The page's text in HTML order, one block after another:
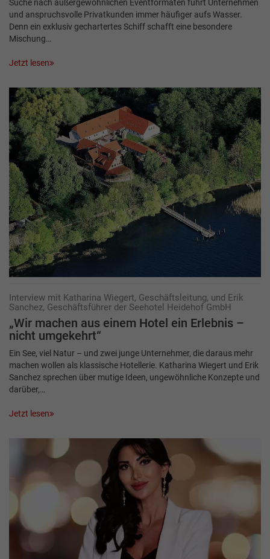
Suche nach außergewöhnlichen Eventformaten führt Unternehmen
und anspruchsvolle Privatkunden immer häufiger aufs Wasser.
Denn ein exklusiv gechartertes Schiff schafft eine besondere
Mischung…
Jetzt lesen
Interview mit Katharina Wiegert, Geschäftsleitung, und Erik
Sanchez, Geschäftsführer der Seehotel Heidehof GmbH
„Wir machen aus einem Hotel ein Erlebnis –
nicht umgekehrt“
Ein See, viel Natur – und zwei junge Unternehmer, die daraus mehr
machen wollen als klassische Hotellerie. Katharina Wiegert und Erik
Sanchez sprechen über mutige Ideen, ungewöhnliche Konzepte und
darüber,…
Jetzt lesen